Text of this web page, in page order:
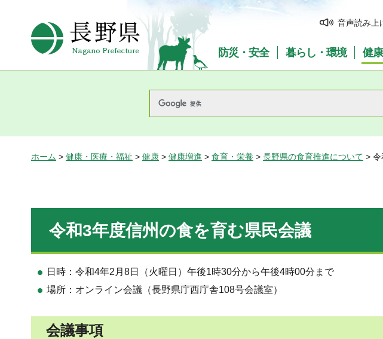
長野県Nagano Prefecture
音声読み上
防災・安全 暮らし・環境 健
ホーム > 健康・医療・福祉 > 健康 > 健康増進 > 食育・栄養 > 長野県の食育推進について > 令
令和3年度信州の食を育む県民会議
日時：令和4年2月8日（火曜日）午後1時30分から午後4時00分まで
場所：オンライン会議（長野県庁西庁舎108号会議室）
会議事項